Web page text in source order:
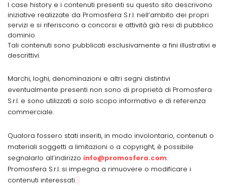
I case history e i contenuti presenti su questo sito descrivono
iniziative realizzate da Promosfera S.r.l. nell’ambito dei propri
servizi e si riferiscono a concorsi e attività già resi di pubblico
dominio.
Tali contenuti sono pubblicati esclusivamente a fini illustrativi e
descrittivi.
Marchi, loghi, denominazioni e altri segni distintivi
eventualmente presenti non sono di proprietà di Promosfera
S.r.l. e sono utilizzati a solo scopo informativo e di referenza
commerciale.
Qualora fossero stati inseriti, in modo involontario, contenuti o
materiali soggetti a limitazioni o a copyright, è possibile
segnalarlo all’indirizzo info@promosfera.com.
Promosfera S.r.l. si impegna a rimuovere o modificare i
contenuti interessati.